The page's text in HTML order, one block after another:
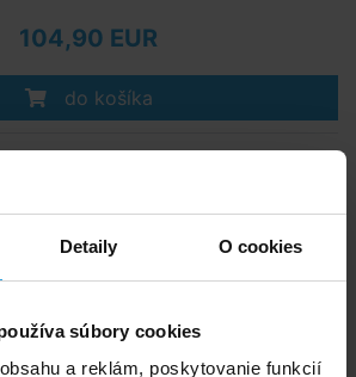
Detaily O cookies
súbory cookies
a reklám, poskytovanie funkcií
104,90 EUR
do košíka